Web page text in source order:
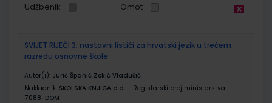
Udžbenik Omot
SVIJET RIJEČI 3; nastavni listići za hrvatski jezik u trećem
razredu osnovne škole
Autor(i): Jurić Španić Zokić Vladušić
Nakladnik: ŠKOLSKA KNJIGA d.d.
Registarski broj ministarstva:
7088-DOM